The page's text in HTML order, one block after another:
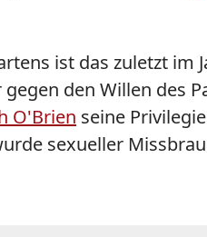
ist das zuletzt im
den Willen des
O'Brien seine
sexueller